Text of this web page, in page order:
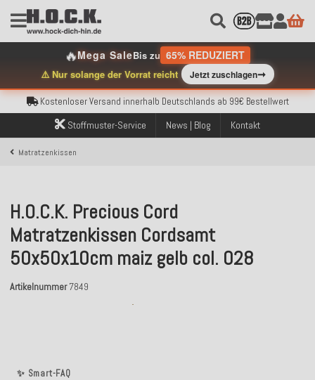
🔥Mega SaleBis zu 65% REDUZIERT
⚠️ Nur solange der Vorrat reicht Jetzt zuschlagen➞
Kostenloser Versand innerhalb Deutschlands ab 99€ Bestellwert
Über 120.000 erfolgreich versendete Bestellungen
Sicher bezahlen mit Klarna, PayPal & Amazon Pay
Kostenloser Versand innerhalb Deutschlands ab 99€ Bestellwert
Über 120.000 erfolgreich versendete Bestellungen
Sicher bezahlen mit Klarna, PayPal & Amazon Pay
Kostenloser Versand innerhalb Deutschlands ab 99€ Bestellwert
Stoffmuster-Service News | Blog Kontakt
Matratzenkissen
✨ Smart-FAQ
H.O.C.K. Precious Cord
Matratzenkissen Cordsamt
50x50x10cm maiz gelb col. 028
Artikelnummer 7849